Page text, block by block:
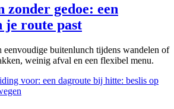
zonder gedoe: een
route past
eenvoudige buitenlunch tijdens wandelen of
weinig afval en een flexibel menu.